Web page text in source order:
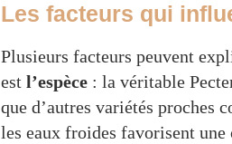
Les facteurs qui
Plusieurs facteurs peuvent
est l’espèce : la véritable
que d’autres variétés proches
les eaux froides favorisent une